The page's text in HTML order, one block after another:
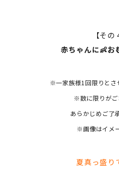
【その
赤ちゃんに👶お
※一家族様1回限りとさ
※数に限りがご
あらかじめご了
※画像はイメ
夏真っ盛り